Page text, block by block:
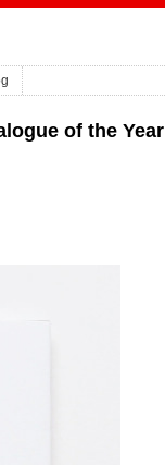
of the Year